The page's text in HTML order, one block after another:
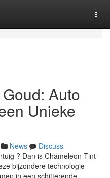
Auto
Unieke
News
Discuss
? Dan is Chameleon Tint
bijzondere technologie
in een schitterende